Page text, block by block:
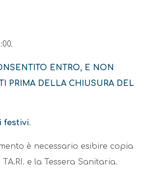
ENTRO, E NON
PRIMA DELLA CHIUSURA DEL
festivi.
è necessario esibire copia
e la Tessera Sanitaria.